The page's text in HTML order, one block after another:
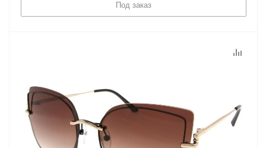
Под заказ